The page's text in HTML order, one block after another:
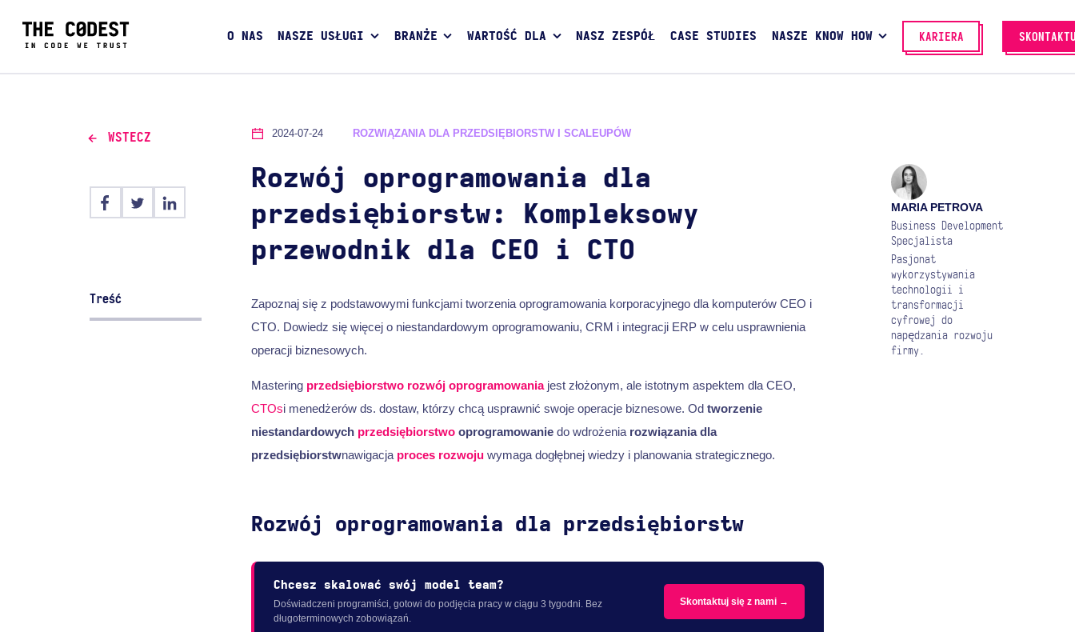
O NAS NASZE USŁUGI BRANŻE WARTOŚĆ DLA NASZ ZESPÓŁ CASE STUDIES NASZE KNOW HOW KARIERA
WSTECZ
Treść
2024-07-24 ROZWIĄZANIA DLA PRZEDSIĘBIORSTW I SCALEUPÓW
Rozwój oprogramowania dla
przedsiębiorstw: Kompleksowy
przewodnik dla CEO i CTO
MARIA PETROVA
Business Development
Specjalista
Pasjonat
wykorzystywania
technologii i
transformacji
cyfrowej do
napędzania rozwoju
firmy.
Zapoznaj się z podstawowymi funkcjami tworzenia oprogramowania korporacyjnego dla komputerów CEO i
CTO. Dowiedz się więcej o niestandardowym oprogramowaniu, CRM i integracji ERP w celu usprawnienia
operacji biznesowych.
Mastering przedsiębiorstwo rozwój oprogramowaniajest złożonym, ale istotnym aspektem dla CEO,
CTOsi menedżerów ds. dostaw, którzy chcą usprawnić swoje operacje biznesowe. Od tworzenie
niestandardowych przedsiębiorstwooprogramowaniedo wdrożenia rozwiązania dla
przedsiębiorstwnawigacja proces rozwojuwymaga dogłębnej wiedzy i planowania strategicznego.
Rozwój oprogramowania dla przedsiębiorstw
Chcesz skalować swój model team?
Doświadczeni programiści, gotowi do podjęcia pracy w ciągu 3 tygodni. Bez
długoterminowych zobowiązań.
Skontaktuj się z nami →